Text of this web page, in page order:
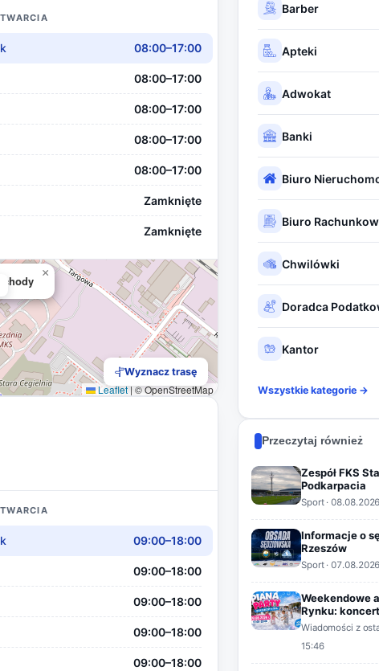
08:00–17:00
08:00–17:00
08:00–17:00
08:00–17:00
08:00–17:00
Zamknięte
Zamknięte
×
Leaflet|© OpenStreetMap
Wyznacz trasę
09:00–18:00
09:00–18:00
09:00–18:00
09:00–18:00
09:00–18:00
Barber
Apteki
Adwokat
Banki
Biuro
Biuro
Chwilówki
Doradca
Kantor
Wszystkie kategorie →
Przeczytaj również
Zespół FKS
Podkarpacia
Sport·08.08.2026
Informacje o
Rzeszów
Sport·07.08.2026
Weekendowe
Rynku:
Wiadomości z
15:46